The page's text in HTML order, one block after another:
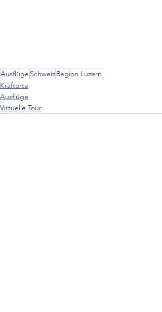
Ausflüge SchweizRegion Luzern
Kraftorte
Ausflüge
Virtuelle Tour